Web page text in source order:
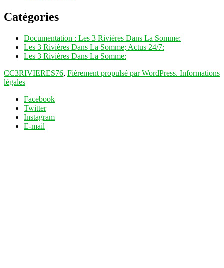
Catégories
Documentation : Les 3 Rivières Dans La Somme:
Les 3 Rivières Dans La Somme; Actus 24/7:
Les 3 Rivières Dans La Somme:
CC3RIVIERES76, Fièrement propulsé par WordPress. Informations
légales
Facebook
Twitter
Instagram
E-mail